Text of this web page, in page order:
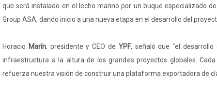
que será instalado en el lecho marino por un buque especializado
Group ASA, dando inicio a una nueva etapa en el desarrollo del
Horacio Marín, presidente y CEO de YPF, señaló que “el
infraestructura a la altura de los grandes proyectos globales.
refuerza nuestra visión de construir una plataforma exportadora de